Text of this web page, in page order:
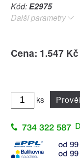
Kód:E2975
Další parametry
Cena: 1.547 Kč
ks